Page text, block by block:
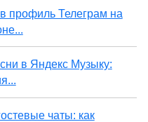
профиль Телеграм на
в Яндекс Музыку:
чаты: как